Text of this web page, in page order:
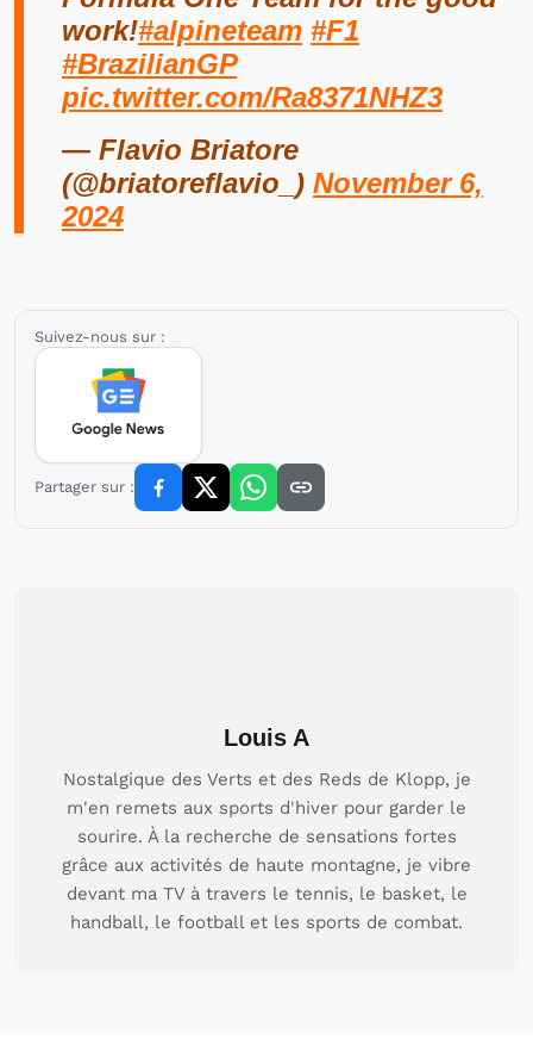
work!#alpineteam #F1
#BrazilianGP
pic.twitter.com/Ra8371NHZ3
— Flavio Briatore
(@briatoreflavio_) November 6,
2024
Suivez-nous sur :
Partager sur :
Louis A
Nostalgique des Verts et des Reds de Klopp, je
m'en remets aux sports d'hiver pour garder le
sourire. À la recherche de sensations fortes
grâce aux activités de haute montagne, je vibre
devant ma TV à travers le tennis, le basket, le
handball, le football et les sports de combat.